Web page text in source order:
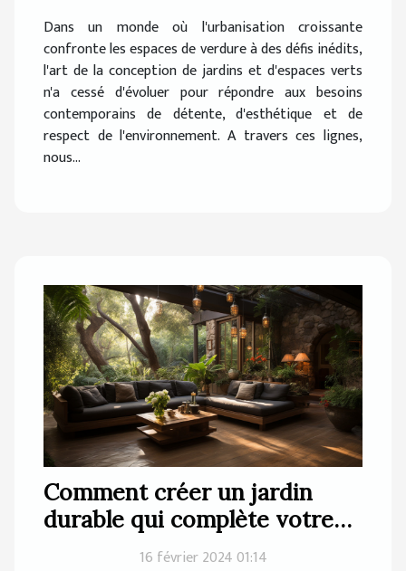
Dans un monde où l'urbanisation croissante
confronte les espaces de verdure à des défis inédits,
l'art de la conception de jardins et d'espaces verts
n'a cessé d'évoluer pour répondre aux besoins
contemporains de détente, d'esthétique et de
respect de l'environnement. A travers ces lignes,
nous...
Comment créer un jardin
durable qui complète votre
espace de vie extérieur
16 février 2024 01:14